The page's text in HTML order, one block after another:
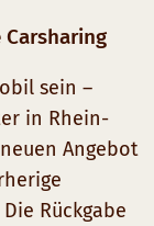
sein –
in Rhein-
Angebot
Rückgabe